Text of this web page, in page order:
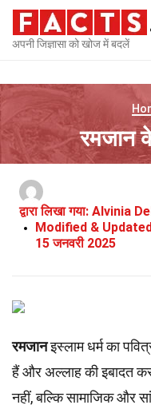
अपनी जिज्ञासा को खोज में बदलें
रमजान
द्वारा लिखा गया: Alvinia
Modified &
15 जनवरी 2025
रमजानइस्लाम धर्म का
हैं और अल्लाह की इबादत
नहीं, बल्कि सामाजिक और